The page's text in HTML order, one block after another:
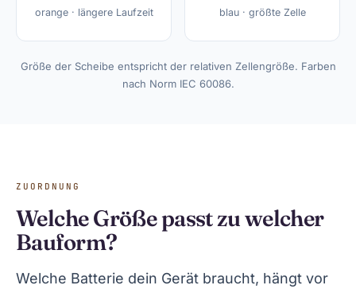
orange · längere Laufzeit blau · größte Zelle
Größe der Scheibe entspricht der relativen Zellengröße. Farben
nach Norm IEC 60086.
ZUORDNUNG
Welche Größe passt zu welcher
Bauform?
Welche Batterie dein Gerät braucht, hängt vor